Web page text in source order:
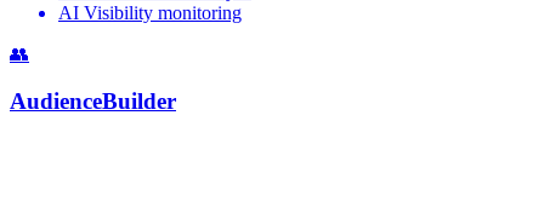
AI Visibility monitoring
👥
AudienceBuilder